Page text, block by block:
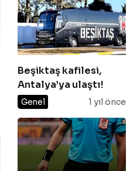
Beşiktaş kafilesi,
Antalya’ya ulaştı!
Genel 1 yıl önce